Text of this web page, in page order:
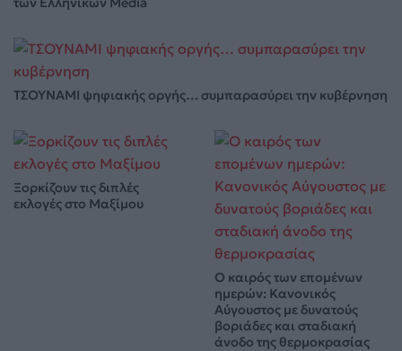
ΤΣΟΥΝΑΜΙ ψηφιακής οργής… συμπαρασύρει την κυβέρνηση
Ξορκίζουν τις διπλές
εκλογές στο Μαξίμου
Ο καιρός των επομένων
ημερών: Κανονικός
Αύγουστος με δυνατούς
βοριάδες και σταδιακή
άνοδο της θερμοκρασίας